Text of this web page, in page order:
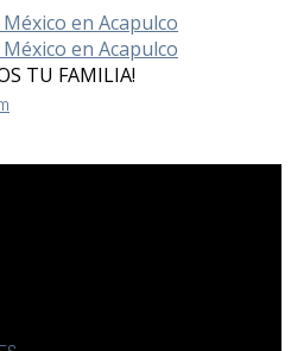
TU FAMILIA!